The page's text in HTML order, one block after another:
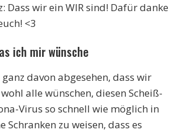
Dass wir ein WIR sind! Dafür danke
<3
ich mir wünsche
davon abgesehen, dass wir
alle wünschen, diesen Scheiß-
Virus so schnell wie möglich in
Schranken zu weisen, dass es